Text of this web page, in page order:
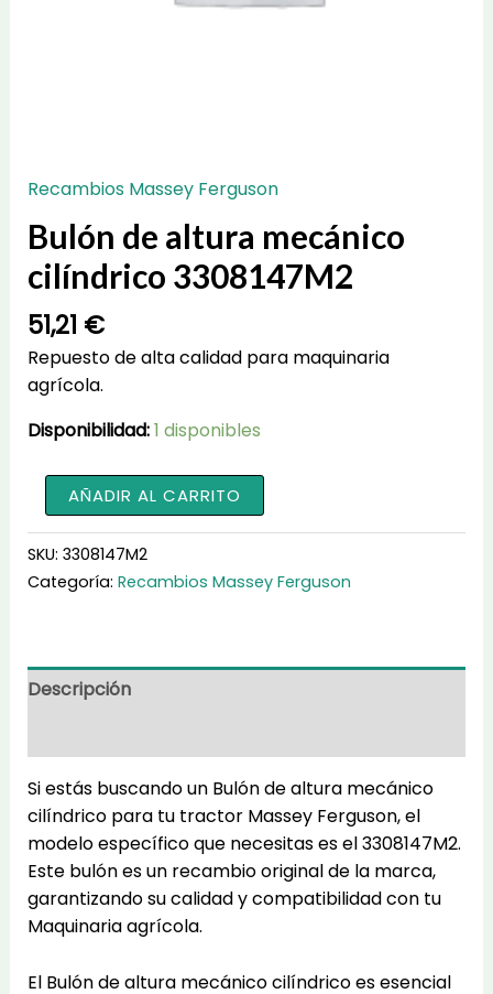
Recambios Massey Ferguson
Bulón de altura mecánico
cilíndrico 3308147M2
51,21 €
Repuesto de alta calidad para maquinaria
agrícola.
Disponibilidad:1 disponibles
Bulón
de
altura
mecánico
cilíndrico
AÑADIR AL CARRITO
SKU: 3308147M2
Categoría: Recambios Massey Ferguson
Descripción
Si estás buscando un Bulón de altura mecánico
cilíndrico para tu tractor Massey Ferguson, el
modelo específico que necesitas es el 3308147M2.
Este bulón es un recambio original de la marca,
garantizando su calidad y compatibilidad con tu
Maquinaria agrícola.
El Bulón de altura mecánico cilíndrico es esencial